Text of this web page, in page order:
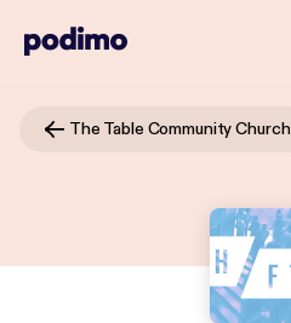
The Table Community Church